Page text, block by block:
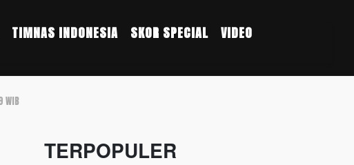
TIMNAS INDONESIA SKOR SPECIAL VIDEO
TERPOPULER